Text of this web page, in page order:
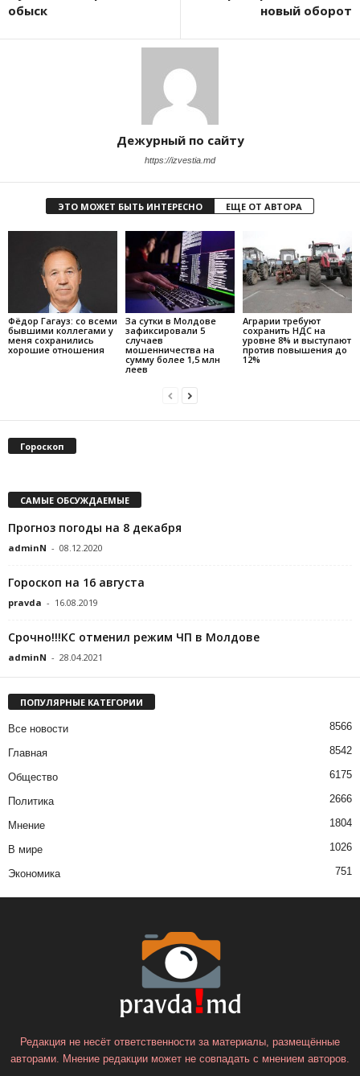
обыск
новый оборот
Дежурный по сайту
https://izvestia.md
ЭТО МОЖЕТ БЫТЬ ИНТЕРЕСНО ЕЩЕ ОТ АВТОРА
Фёдор Гагауз: со всеми
бывшими коллегами у
меня сохранились
хорошие отношения
За сутки в Молдове
зафиксировали 5
случаев
мошенничества на
сумму более 1,5 млн
леев
Аграрии требуют
сохранить НДС на
уровне 8% и выступают
против повышения до
12%
Гороскоп
САМЫЕ ОБСУЖДАЕМЫЕ
Прогноз погоды на 8 декабря
adminN - 08.12.2020
Гороскоп на 16 августа
pravda - 16.08.2019
Срочнo!!!КС отменил режим ЧП в Молдове
adminN - 28.04.2021
ПОПУЛЯРНЫЕ КАТЕГОРИИ
Все новости 8566
Главная 8542
Общество 6175
Политика 2666
Мнение 1804
В мире 1026
Экономика 751
Редакция не несёт ответственности за материалы, размещённые
авторами. Мнение редакции может не совпадать с мнением авторов.